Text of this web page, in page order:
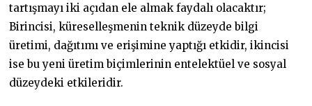
tartışmayı iki açıdan ele almak faydalı olacaktır;
Birincisi, küreselleşmenin teknik düzeyde bilgi
üretimi, dağıtımı ve erişimine yaptığı etkidir, ikincisi
ise bu yeni üretim biçimlerinin entelektüel ve sosyal
düzeydeki etkileridir.